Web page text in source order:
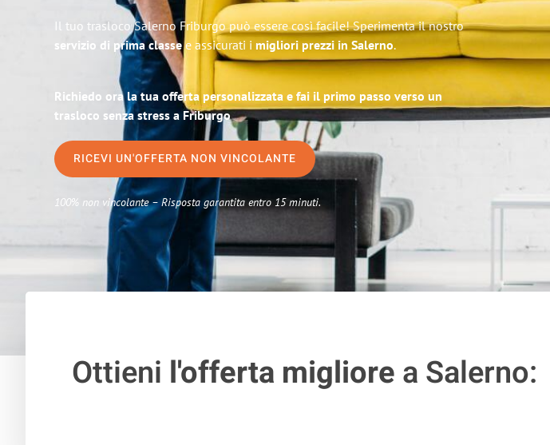
Il tuo trasloco Salerno Friburgo può essere così facile! Sperimenta il nostro
servizio di prima classee assicurati i migliori prezzi in Salerno.
Richiedo ora la tua offerta personalizzata e fai il primo passo verso un
trasloco senza stress a Friburgo
RICEVI UN'OFFERTA NON VINCOLANTE
100% non vincolante – Risposta garantita entro 15 minuti.
Ottieni l'offerta migliorea Salerno: